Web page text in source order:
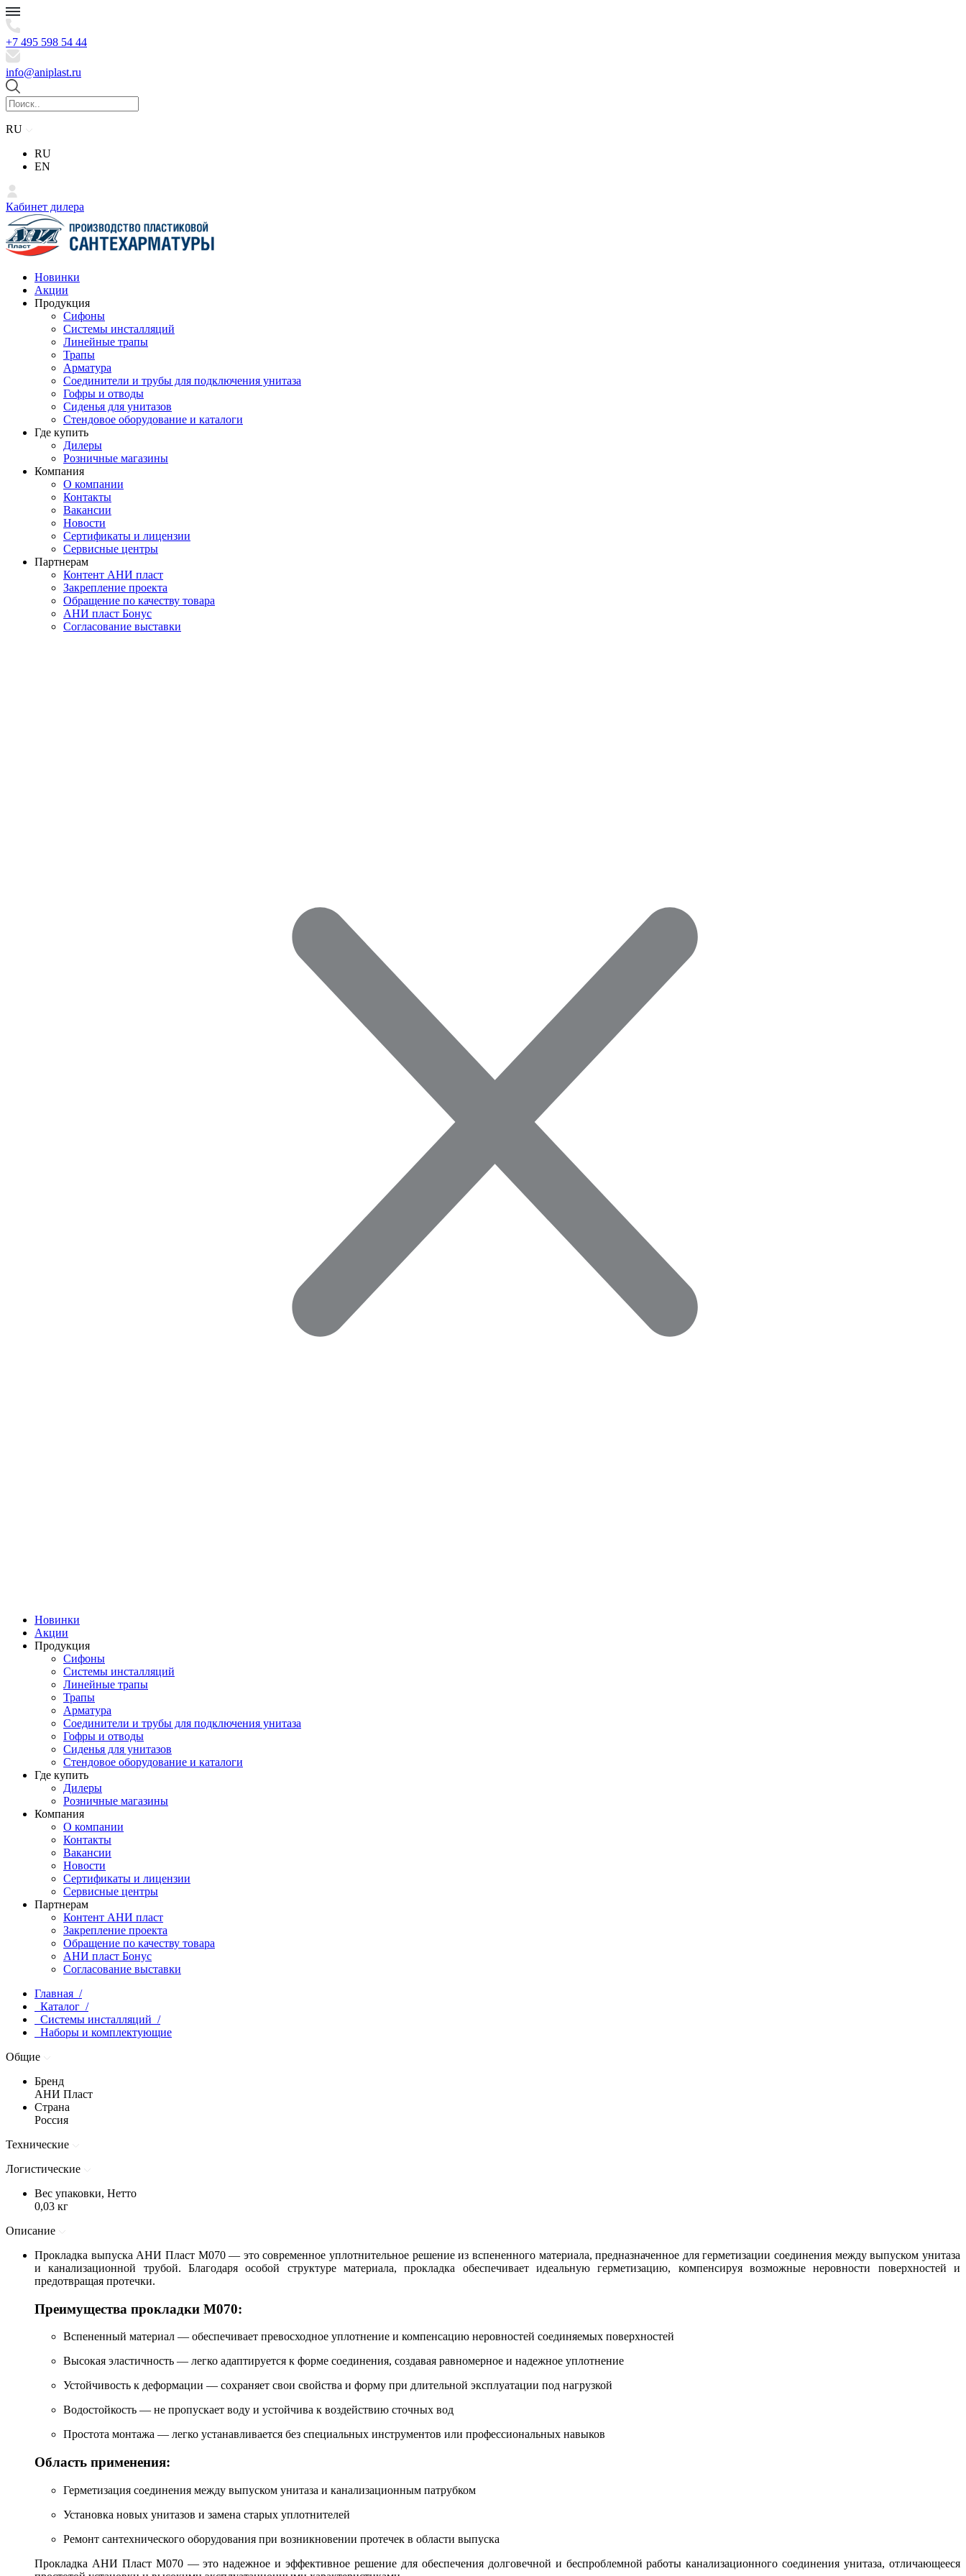
+7 495 598 54 44
info@aniplast.ru
RU
RU
EN
Кабинет дилера
Новинки
Акции
Продукция
Сифоны
Системы инсталляций
Линейные трапы
Трапы
Арматура
Соединители и трубы для подключения унитаза
Гофры и отводы
Сиденья для унитазов
Стендовое оборудование и каталоги
Где купить
Дилеры
Розничные магазины
Компания
О компании
Контакты
Вакансии
Новости
Сертификаты и лицензии
Сервисные центры
Партнерам
Контент АНИ пласт
Закрепление проекта
Обращение по качеству товара
АНИ пласт Бонус
Согласование выставки
Новинки
Акции
Продукция
Сифоны
Системы инсталляций
Линейные трапы
Трапы
Арматура
Соединители и трубы для подключения унитаза
Гофры и отводы
Сиденья для унитазов
Стендовое оборудование и каталоги
Где купить
Дилеры
Розничные магазины
Компания
О компании
Контакты
Вакансии
Новости
Сертификаты и лицензии
Сервисные центры
Партнерам
Контент АНИ пласт
Закрепление проекта
Обращение по качеству товара
АНИ пласт Бонус
Согласование выставки
Главная /
Каталог /
Системы инсталляций /
Наборы и комплектующие
Общие
Бренд
АНИ Пласт
Страна
Россия
Технические
Логистические
Вес упаковки, Нетто
0,03 кг
Описание
Прокладка выпуска АНИ Пласт M070 — это современное уплотнительное решение из вспененного материала, предназначенное для герметизации соединения между выпуском унитаза
и канализационной трубой. Благодаря особой структуре материала, прокладка обеспечивает идеальную герметизацию, компенсируя возможные неровности поверхностей и
предотвращая протечки.
Преимущества прокладки M070:
Вспененный материал — обеспечивает превосходное уплотнение и компенсацию неровностей соединяемых поверхностей
Высокая эластичность — легко адаптируется к форме соединения, создавая равномерное и надежное уплотнение
Устойчивость к деформации — сохраняет свои свойства и форму при длительной эксплуатации под нагрузкой
Водостойкость — не пропускает воду и устойчива к воздействию сточных вод
Простота монтажа — легко устанавливается без специальных инструментов или профессиональных навыков
Область применения:
Герметизация соединения между выпуском унитаза и канализационным патрубком
Установка новых унитазов и замена старых уплотнителей
Ремонт сантехнического оборудования при возникновении протечек в области выпуска
Прокладка АНИ Пласт M070 — это надежное и эффективное решение для обеспечения долговечной и беспроблемной работы канализационного соединения унитаза, отличающееся